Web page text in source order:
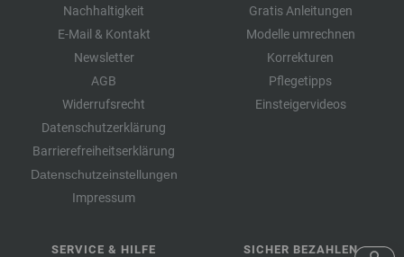
Nachhaltigkeit
E-Mail & Kontakt
Newsletter
AGB
Widerrufsrecht
Datenschutzerklärung
Barrierefreiheitserklärung
Datenschutzeinstellungen
Impressum
Gratis Anleitungen
Modelle umrechnen
Korrekturen
Pflegetipps
Einsteigervideos
SERVICE & HILFE SICHER BEZAHLEN